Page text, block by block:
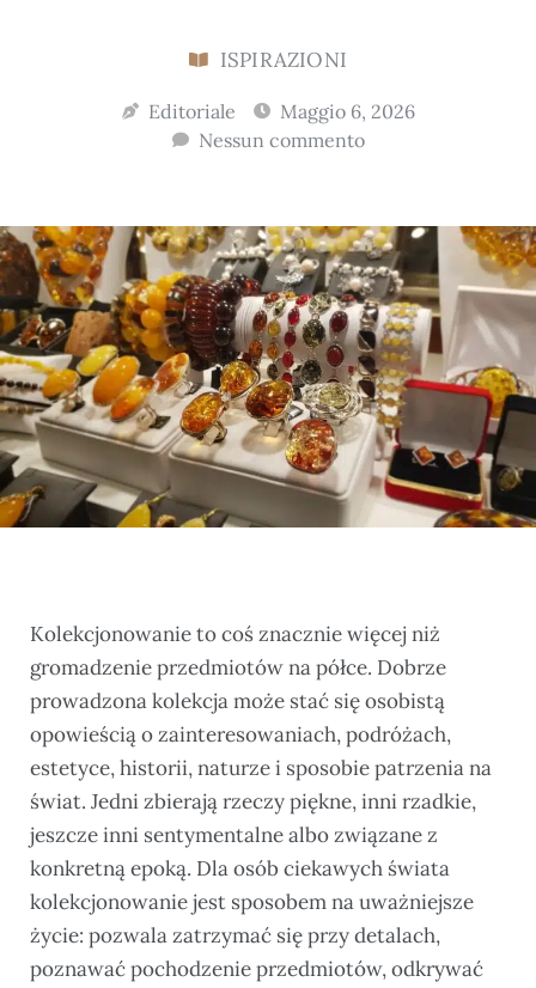
ISPIRAZIONI
Editoriale
Maggio 6, 2026
Nessun commento
Kolekcjonowanie to coś znacznie więcej niż
gromadzenie przedmiotów na półce. Dobrze
prowadzona kolekcja może stać się osobistą
opowieścią o zainteresowaniach, podróżach,
estetyce, historii, naturze i sposobie patrzenia na
świat. Jedni zbierają rzeczy piękne, inni rzadkie,
jeszcze inni sentymentalne albo związane z
konkretną epoką. Dla osób ciekawych świata
kolekcjonowanie jest sposobem na uważniejsze
życie: pozwala zatrzymać się przy detalach,
poznawać pochodzenie przedmiotów, odkrywać